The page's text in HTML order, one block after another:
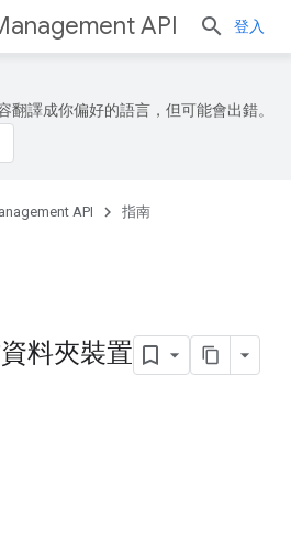
API 登入
翻譯成你偏好的語言，但可能會出錯。
API 指南
料夾裝置